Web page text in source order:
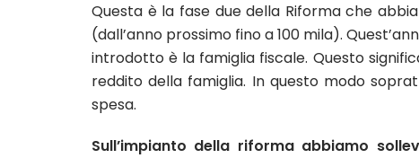
Questa è la fase due della Riforma che
(dall’anno prossimo fino a 100 mila).
introdotto è la famiglia fiscale. Questo
reddito della famiglia. In questo modo
spesa.
Sull’impianto della riforma abbiamo